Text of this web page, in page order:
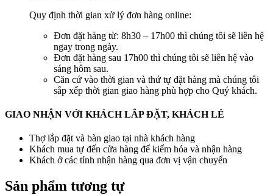
Quy định thời gian xử lý đơn hàng online:
Đơn đặt hàng từ: 8h30 – 17h00 thì chúng tôi sẽ liên hệ
ngay trong ngày.
Đơn đặt hàng sau 17h00 thì chúng tôi sẽ liên hệ vào
sáng hôm sau.
Căn cứ vào thời gian và thứ tự đặt hàng mà chúng tôi
sắp xếp thời gian giao hàng phù hợp cho Quý khách.
GIAO NHẬN VỚI KHÁCH LẮP ĐẶT, KHÁCH LẺ
Thợ lắp đặt và bàn giao tại nhà khách hàng
Khách mua tự đến cửa hàng để kiểm hóa và nhận hàng
Khách ở các tỉnh nhận hàng qua đơn vị vận chuyển
Sản phẩm tương tự